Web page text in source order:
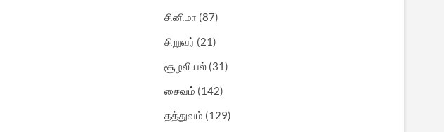
சினிமா (87)
சிறுவர் (21)
சூழலியல் (31)
சைவம் (142)
தத்துவம் (129)